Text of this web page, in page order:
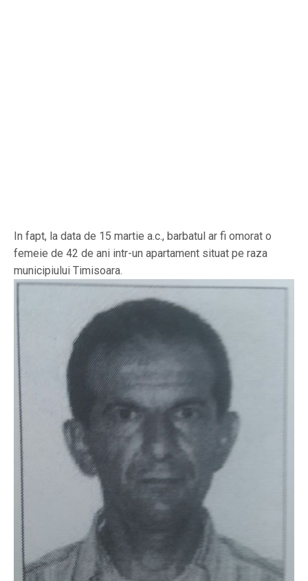
In fapt, la data de 15 martie a.c., barbatul ar fi omorat o
femeie de 42 de ani intr-un apartament situat pe raza
municipiului Timisoara.